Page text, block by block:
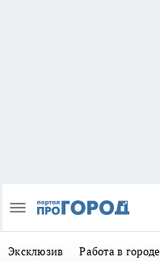
Эксклюзив Работа в городе